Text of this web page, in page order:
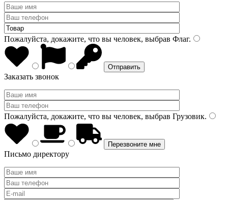
Пожалуйста, докажите, что вы человек, выбрав Флаг.
Заказать звонок
Пожалуйста, докажите, что вы человек, выбрав Грузовик.
Письмо директору